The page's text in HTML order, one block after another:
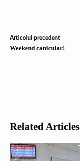
Articolul precedent
Weekend canicular!
Related Articles